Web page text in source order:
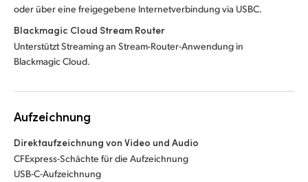
oder über eine freigegebene Internetverbindung via USBC.
Blackmagic Cloud Stream Router
Unterstützt Streaming an Stream-Router-Anwendung in
Blackmagic Cloud.
Aufzeichnung
Direktaufzeichnung von Video und Audio
CFExpress-Schächte für die Aufzeichnung
USB-C-Aufzeichnung